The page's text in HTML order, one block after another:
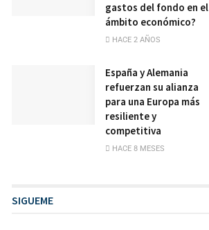
gastos del fondo en el
ámbito económico?
HACE 2 AÑOS
España y Alemania
refuerzan su alianza
para una Europa más
resiliente y
competitiva
HACE 8 MESES
SIGUEME